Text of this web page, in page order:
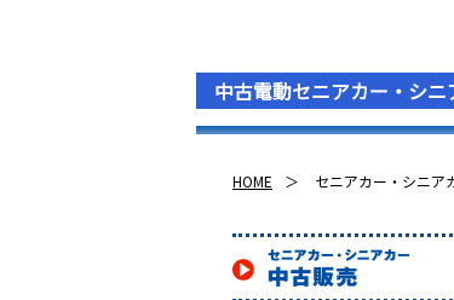
中古電動セニアカー・シ
HOME セニアカー・シニア